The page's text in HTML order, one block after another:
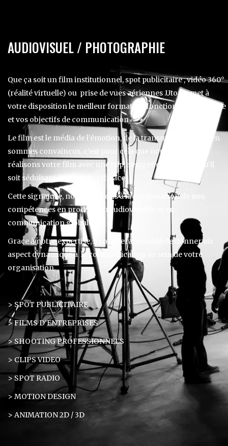
AUDIOVISUEL / PHOTOGRAPHIE
Que ça soit un film institutionnel, spot publicitaire , vidéo 360°
(réalité virtuelle) ou prise de vues aériennes .Utopia met à
votre disposition le meilleur format, en fonction de votre cible
et vos objectifs de communication .
Le film est le média de l’émotion, de la transmission. Nous en
sommes convaincus, c’est pour cela que nous pensons et
réalisons votre film avec une triple exigence à l’esprit : qu’il
soit séduisant, inattendu, efficace.
Cette signature, nous la devons à la combinaison de nos
compétences en production audiovisuelle et en
communication globale.
Grace à notre expertise, il vous sera possible de donner un
aspect dynamique à la communication au sein de votre
organisation.
> SPOT PUBLICITAIRE
> FILMS D’ENTREPRISES
> SHOOTING PROFESSIONNELS
> CLIPS VIDEO
> SPOT RADIO
> MOTION DESIGN
> ANIMATION 2D / 3D